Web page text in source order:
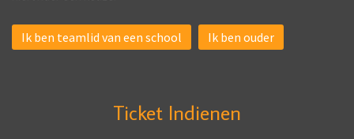
Ik ben teamlid van een school Ik ben ouder
Ticket Indienen